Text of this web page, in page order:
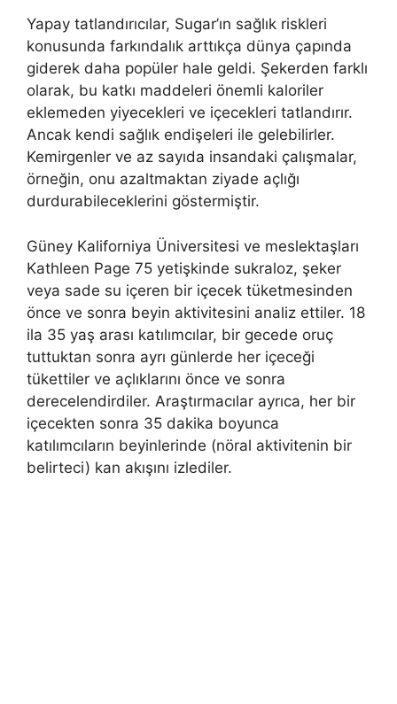
Yapay tatlandırıcılar, Sugar’ın sağlık riskleri
konusunda farkındalık arttıkça dünya çapında
giderek daha popüler hale geldi. Şekerden farklı
olarak, bu katkı maddeleri önemli kaloriler
eklemeden yiyecekleri ve içecekleri tatlandırır.
Ancak kendi sağlık endişeleri ile gelebilirler.
Kemirgenler ve az sayıda insandaki çalışmalar,
örneğin, onu azaltmaktan ziyade açlığı
durdurabileceklerini göstermiştir.
Güney Kaliforniya Üniversitesi ve meslektaşları
Kathleen Page 75 yetişkinde sukraloz, şeker
veya sade su içeren bir içecek tüketmesinden
önce ve sonra beyin aktivitesini analiz ettiler. 18
ila 35 yaş arası katılımcılar, bir gecede oruç
tuttuktan sonra ayrı günlerde her içeceği
tükettiler ve açlıklarını önce ve sonra
derecelendirdiler. Araştırmacılar ayrıca, her bir
içecekten sonra 35 dakika boyunca
katılımcıların beyinlerinde (nöral aktivitenin bir
belirteci) kan akışını izlediler.